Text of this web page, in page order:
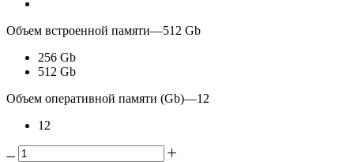
Объем встроенной памяти—512 Gb
256 Gb
512 Gb
Объем оперативной памяти (Gb)—12
12